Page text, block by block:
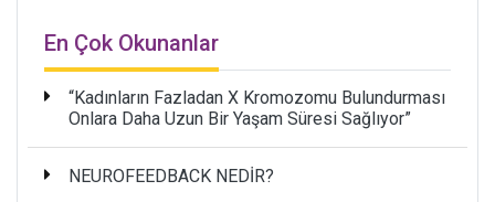
En Çok Okunanlar
“Kadınların Fazladan X Kromozomu Bulundurması
Onlara Daha Uzun Bir Yaşam Süresi Sağlıyor”
NEUROFEEDBACK NEDİR?